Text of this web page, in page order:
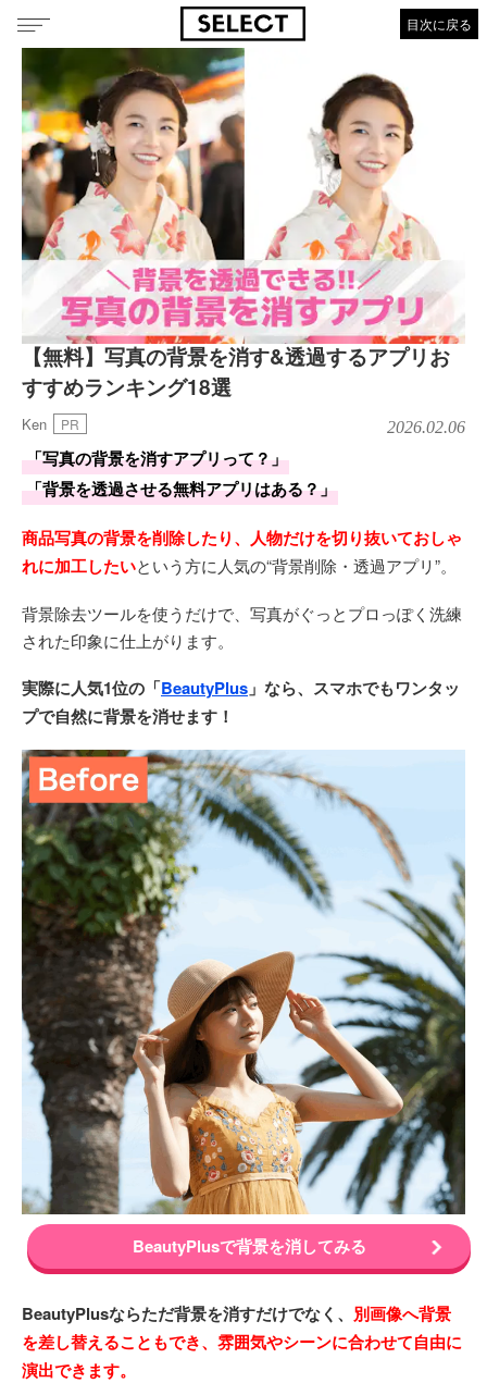
目次に戻る
【無料】写真の背景を消す&透過するアプリお
すすめランキング18選
Ken PR 2026.02.06
「写真の背景を消すアプリって？」
「背景を透過させる無料アプリはある？」
商品写真の背景を削除したり、人物だけを切り抜いておしゃ
れに加工したいという方に人気の“背景削除・透過アプリ”。
背景除去ツールを使うだけで、写真がぐっとプロっぽく洗練
された印象に仕上がります。
実際に人気1位の「BeautyPlus 」なら、スマホでもワンタッ
プで自然に背景を消せます！
BeautyPlusで背景を消してみる
BeautyPlusならただ背景を消すだけでなく、 別画像へ背景
を差し替えることもでき、雰囲気やシーンに合わせて自由に
演出できます。